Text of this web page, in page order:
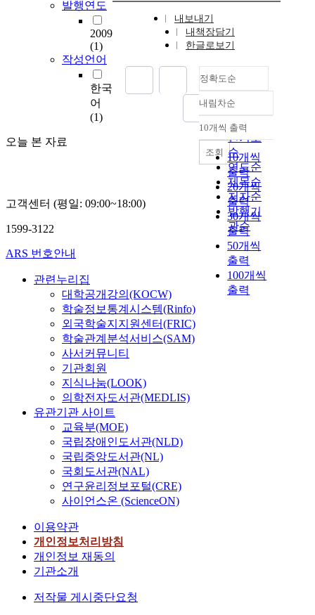
발행연도
2009
(1)
작성언어
한국
어
(1)
오늘 본 자료
내보내기
내책장담기
한글로보기
정확도순
정확도
순
인기도
순
연도순
제목순
저자순
발행기
관순
내림차순
내림차순
10개씩 출력
10개씩
출력
20개씩
출력
30개씩
출력
50개씩
출력
100개씩
출력
조회
고객센터 (평일: 09:00~18:00)
1599-3122
ARS 번호안내
관련누리집
대학공개강의(KOCW)
학술정보통계시스템(Rinfo)
외국학술지지원센터(FRIC)
학술관계분석서비스(SAM)
사서커뮤니티
기관회원
지식나눔(LOOK)
의학전자도서관(MEDLIS)
유관기관 사이트
교육부(MOE)
국립장애인도서관(NLD)
국립중앙도서관(NL)
국회도서관(NAL)
연구윤리정보포털(CRE)
사이언스온 (ScienceON)
이용약관
개인정보처리방침
개인정보 재동의
기관소개
저작물 게시중단요청